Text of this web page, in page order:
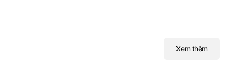
Xem thêm